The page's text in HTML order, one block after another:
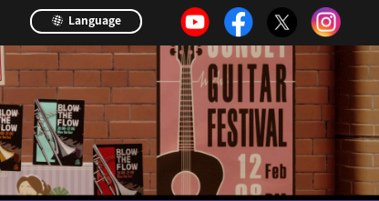
Language